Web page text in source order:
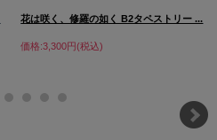
花は咲く、修羅の如く B2タペストリー ...
価格:3,300円(税込)